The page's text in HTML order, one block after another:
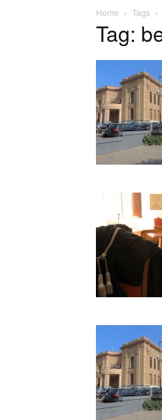
Home Tags
Tag: